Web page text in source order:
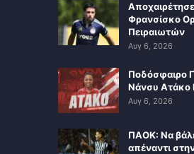
Φρανσίσκο
Πειραιωτών
Αυγ 6, 2026
Ποδόσφαιρο
Νάνσυ Ατάκο
Αυγ 6, 2026
ΠΑΟΚ: Να
απέναντι